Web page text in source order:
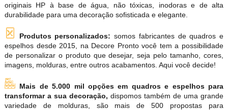
originais HP à base de água, não tóxicas, inodoras e de alta
durabilidade para uma decoração sofisticada e elegante.
Produtos personalizados: somos fabricantes de quadros e
espelhos desde 2015, na Decore Pronto você tem a possibilidade
de personalizar o produto que desejar, seja pelo tamanho, cores,
imagens, molduras, entre outros acabamentos. Aqui você decide!
Mais de 5.000 mil opções em quadros e espelhos para
transformar a sua decoração, dispomos também de uma grande
variedade de molduras, são mais de 500 propostas para